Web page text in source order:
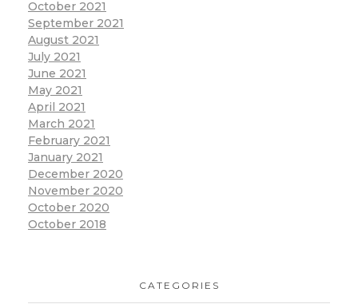
October 2021
September 2021
August 2021
July 2021
June 2021
May 2021
April 2021
March 2021
February 2021
January 2021
December 2020
November 2020
October 2020
October 2018
CATEGORIES